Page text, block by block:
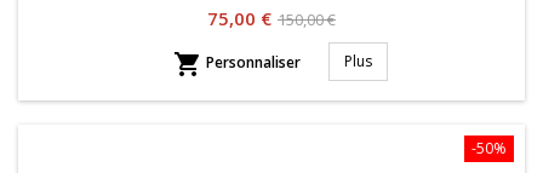
Prix
75,00 € Prix
habituel
150,00 €
 Personnaliser Plus
-50%